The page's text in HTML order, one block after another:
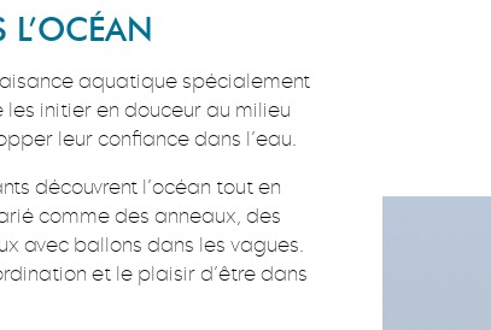
L’OCÉAN
aquatique spécialement
initier en douceur au milieu
leur confiance dans l’eau.
découvrent l’océan tout en
comme des anneaux, des
avec ballons dans les vagues.
et le plaisir d’être dans